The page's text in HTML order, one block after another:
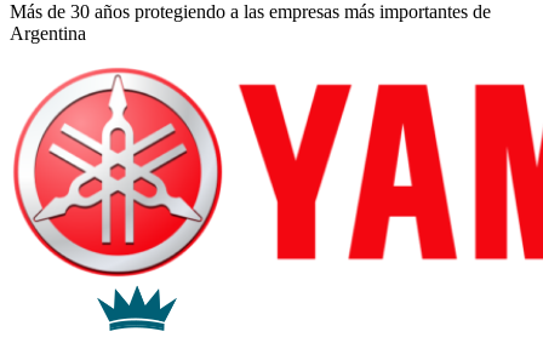
Más de 30 años protegiendo a las empresas más importantes de
Argentina